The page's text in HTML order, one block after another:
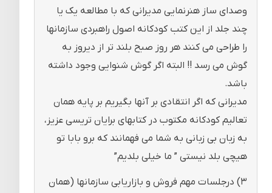
وصدای ساز هنرنمایی مدیرانی که با مطالعه یک یا
چند جلد از این کتب کودکانه اصول راهبردی سازمانها
را طراحی می کنند هر روز صبح بلند تر از دیروز به
گوش می رسد !! البته اگر گوش شنوایی وجود داشته
باشد.
مدیرانی که اگر انتقادی بر آنها بگیریم بر پایه همان
تعالیم کودکانه مکتوب در کتابهای برایان تریسی عزیز،
به زبان بی زبانی به شما می فهمانند که برو بابا تو
هیچی بلد نیستی ” ما خیلی بلدیم”
۳) درجلسات مهم فروش و بازاریابی سازمانها (همان